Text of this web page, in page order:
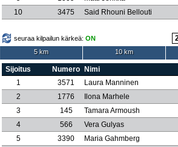
10
3475 Said Rhouni Bellouti
seuraa kilpailun kärkeä: ON
5 km
10 km
Sijoitus Numero
Nimi
1
3571
Laura Manninen
2
1776
Ilona Marhele
3
145
Tamara Armoush
4
566
Vera Gulyas
5
3390
Maria Gahmberg